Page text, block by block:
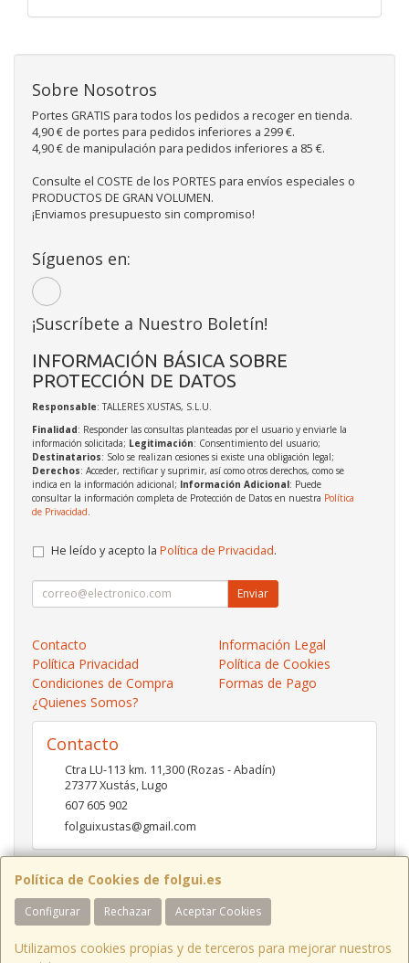
Política de Cookies de folgui.es
Configurar Rechazar Aceptar Cookies
Utilizamos cookies propias y de terceros para mejorar nuestros
Sobre Nosotros
Portes GRATIS para todos los pedidos a recoger en tienda.
4,90 € de portes para pedidos inferiores a 299 €.
4,90 € de manipulación para pedidos inferiores a 85 €.
Consulte el COSTE de los PORTES para envíos especiales o
PRODUCTOS DE GRAN VOLUMEN.
¡Enviamos presupuesto sin compromiso!
Síguenos en:
¡Suscríbete a Nuestro Boletín!
INFORMACIÓN BÁSICA SOBRE
PROTECCIÓN DE DATOS
Responsable: TALLERES XUSTAS, S.L.U.
Finalidad: Responder las consultas planteadas por el usuario y enviarle la
información solicitada; Legitimación: Consentimiento del usuario;
Destinatarios: Solo se realizan cesiones si existe una obligación legal;
Derechos: Acceder, rectificar y suprimir, así como otros derechos, como se
indica en la información adicional; Información Adicional: Puede
consultar la información completa de Protección de Datos en nuestra Política
de Privacidad
He leído y acepto la Política de Privacidad.
Enviar
Contacto
Información Legal
Política Privacidad
Política de Cookies
Condiciones de Compra
Formas de Pago
¿Quienes Somos?
Contacto
Ctra LU-113 km. 11,300 (Rozas - Abadín)
27377Xustás,Lugo
607 605 902
folguixustas@gmail.com
Horario
Lunes a viernes de 10:00 a 14:00 y de 16:00 a 20:00.
Sábados de 10:00 a 14:00 y de 16:00 a 19:00